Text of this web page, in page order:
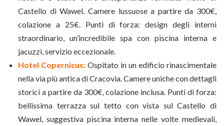
Castello di Wawel. Camere lussuose a partire da 300€,
colazione a 25€. Punti di forza: design degli interni
straordinario, un’incredibile spa con piscina interna e
jacuzzi, servizio eccezionale.
Hotel Copernicus: Ospitato in un edificio rinascimentale
nella via più antica di Cracovia. Camere uniche con dettagli
storici a partire da 300€, colazione inclusa. Punti di forza:
bellissima terrazza sul tetto con vista sul Castello di
Wawel, suggestiva piscina interna nelle volte medievali,